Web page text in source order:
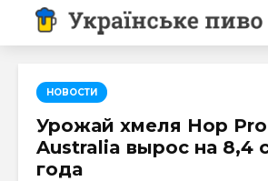
НОВОСТИ
Урожай хмеля Hop
Australia вырос на 8,4
года